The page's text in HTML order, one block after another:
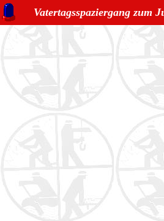
Vatertagsspaziergang zum